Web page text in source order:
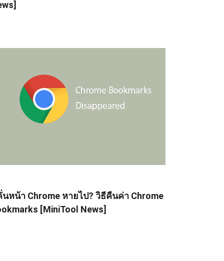
หน้า Chrome หายไป? วิธีคืนค่า Chrome
[MiniTool News]